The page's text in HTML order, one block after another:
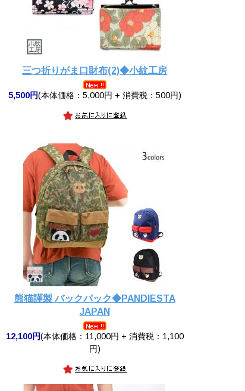
三つ折りがま口財布(2)◆小紋工房
5,500円(本体価格：5,000円 + 消費税：500円)
熊猫謹製 バックパック◆PANDIESTA
JAPAN
12,100円(本体価格：11,000円 + 消費税：1,100
円)